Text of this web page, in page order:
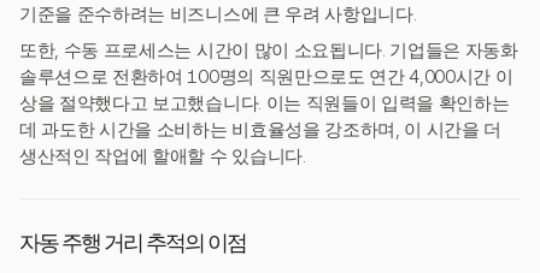
기준을 준수하려는 비즈니스에 큰 우려 사항입니다.
또한, 수동 프로세스는 시간이 많이 소요됩니다. 기업들은 자동화
솔루션으로 전환하여 100명의 직원만으로도 연간 4,000시간 이
상을 절약했다고 보고했습니다. 이는 직원들이 입력을 확인하는
데 과도한 시간을 소비하는 비효율성을 강조하며, 이 시간을 더
생산적인 작업에 할애할 수 있습니다.
자동 주행 거리 추적의 이점